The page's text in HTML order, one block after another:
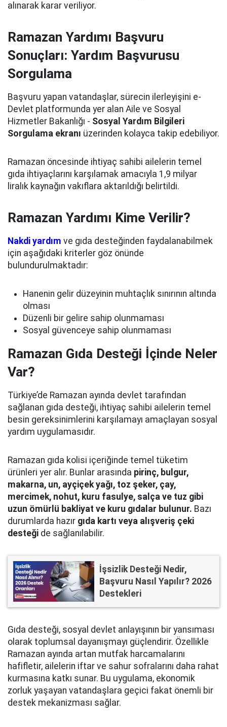
alınarak karar veriliyor.
Ramazan Yardımı Başvuru
Sonuçları: Yardım Başvurusu
Sorgulama
Başvuru yapan vatandaşlar, sürecin ilerleyişini e-
Devlet platformunda yer alan Aile ve Sosyal
Hizmetler Bakanlığı - Sosyal Yardım Bilgileri
Sorgulama ekranı üzerinden kolayca takip edebiliyor.
Ramazan öncesinde ihtiyaç sahibi ailelerin temel
gıda ihtiyaçlarını karşılamak amacıyla 1,9 milyar
liralık kaynağın vakıflara aktarıldığı belirtildi.
Ramazan Yardımı Kime Verilir?
Nakdi yardım ve gıda desteğinden faydalanabilmek
için aşağıdaki kriterler göz önünde
bulundurulmaktadır:
Hanenin gelir düzeyinin muhtaçlık sınırının altında
olması
Düzenli bir gelire sahip olunmaması
Sosyal güvenceye sahip olunmaması
Ramazan Gıda Desteği İçinde Neler
Var?
Türkiye’de Ramazan ayında devlet tarafından
sağlanan gıda desteği, ihtiyaç sahibi ailelerin temel
besin gereksinimlerini karşılamayı amaçlayan sosyal
yardım uygulamasıdır.
Ramazan gıda kolisi içeriğinde temel tüketim
ürünleri yer alır. Bunlar arasında pirinç, bulgur,
makarna, un, ayçiçek yağı, toz şeker, çay,
mercimek, nohut, kuru fasulye, salça ve tuz gibi
uzun ömürlü bakliyat ve kuru gıdalar bulunur. Bazı
durumlarda hazır gıda kartı veya alışveriş çeki
desteği de sağlanılabilir.
İşsizlik Desteği Nedir,
Başvuru Nasıl Yapılır? 2026
Destekleri
Gıda desteği, sosyal devlet anlayışının bir yansıması
olarak toplumsal dayanışmayı güçlendirir. Özellikle
Ramazan ayında artan mutfak harcamalarını
hafifletir, ailelerin iftar ve sahur sofralarını daha rahat
kurmasına katkı sunar. Bu uygulama, ekonomik
zorluk yaşayan vatandaşlara geçici fakat önemli bir
destek mekanizması sağlar.